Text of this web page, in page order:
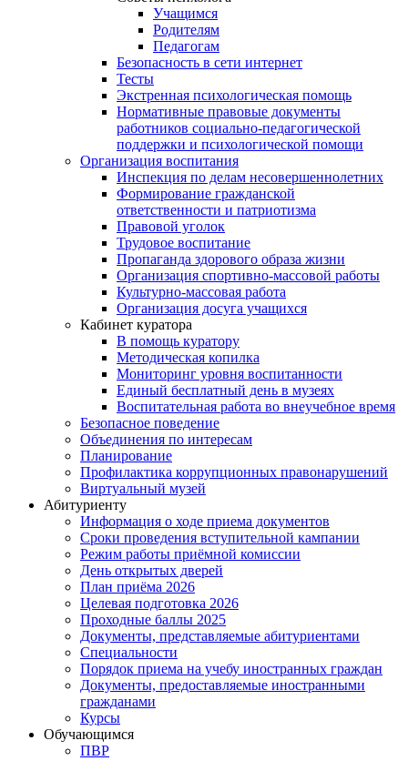
Учащимся
Родителям
Педагогам
Безопасность в сети интернет
Тесты
Экстренная психологическая помощь
Нормативные правовые документы
работников социально-педагогической
поддержки и психологической помощи
Организация воспитания
Инспекция по делам несовершеннолетних
Формирование гражданской
ответственности и патриотизма
Правовой уголок
Трудовое воспитание
Пропаганда здорового образа жизни
Организация спортивно-массовой работы
Культурно-массовая работа
Организация досуга учащихся
Кабинет куратора
В помощь куратору
Методическая копилка
Мониторинг уровня воспитанности
Единый бесплатный день в музеях
Воспитательная работа во внеучебное время
Безопасное поведение
Объединения по интересам
Планирование
Профилактика коррупционных правонарушений
Виртуальный музей
Абитуриенту
Информация о ходе приема документов
Сроки проведения вступительной кампании
Режим работы приёмной комиссии
День открытых дверей
План приёма 2026
Целевая подготовка 2026
Проходные баллы 2025
Документы, представляемые абитуриентами
Специальности
Порядок приема на учебу иностранных граждан
Документы, предоставляемые иностранными
гражданами
Курсы
Обучающимся
ПВР